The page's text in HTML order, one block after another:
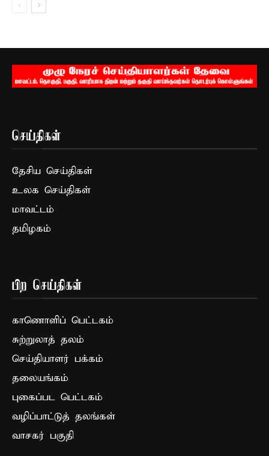
செய்திகள்
தேசிய செய்திகள்
உலக செய்திகள்
மாவட்டம்
தமிழகம்
பிற செய்திகள்
காணொளிப் பெட்டகம்
சுற்றுலாத் தலம்
செய்தியாளர் பக்கம்
தலையங்கம்
புகைப்பட பெட்டகம்
வழிப்பாட்டுத் தலங்கள்
வாசகர் பகுதி